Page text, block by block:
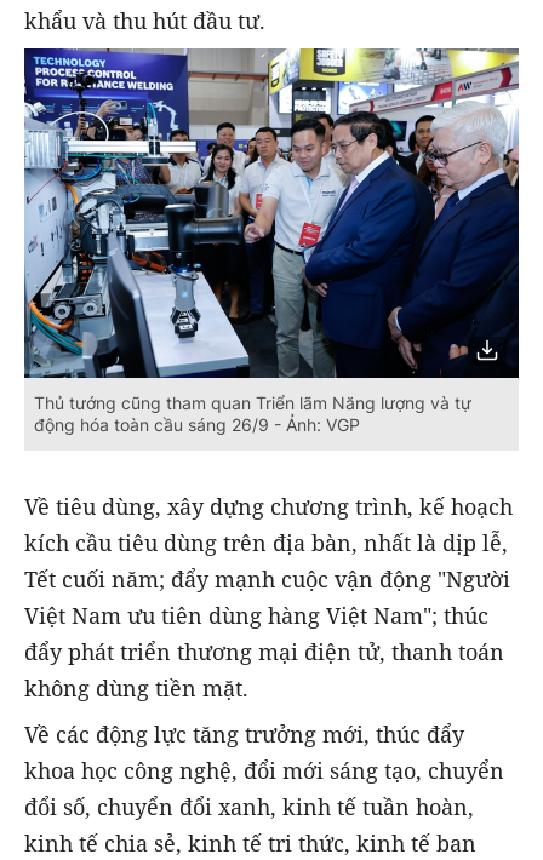
khẩu và thu hút đầu tư.
Thủ tướng cũng tham quan Triển lãm Năng lượng và tự
động hóa toàn cầu sáng 26/9 - Ảnh: VGP
Về tiêu dùng, xây dựng chương trình, kế hoạch
kích cầu tiêu dùng trên địa bàn, nhất là dịp lễ,
Tết cuối năm; đẩy mạnh cuộc vận động "Người
Việt Nam ưu tiên dùng hàng Việt Nam"; thúc
đẩy phát triển thương mại điện tử, thanh toán
không dùng tiền mặt.
Về các động lực tăng trưởng mới, thúc đẩy
khoa học công nghệ, đổi mới sáng tạo, chuyển
đổi số, chuyển đổi xanh, kinh tế tuần hoàn,
kinh tế chia sẻ, kinh tế tri thức, kinh tế ban